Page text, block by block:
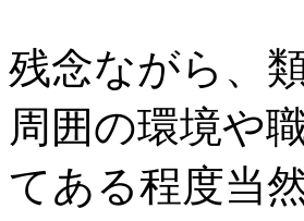
残念ながら、
周囲の環境や
てある程度当